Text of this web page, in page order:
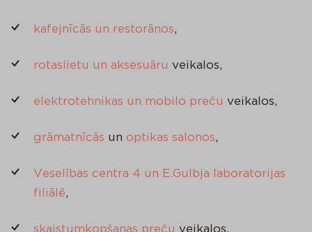
kafejnīcās un restorānos,
rotaslietu un aksesuāru veikalos,
elektrotehnikas un mobilo preču veikalos,
grāmatnīcās un optikas salonos,
Veselības centra 4 un E.Gulbja laboratorijas
filiālē,
skaistumkopšanas preču veikalos,